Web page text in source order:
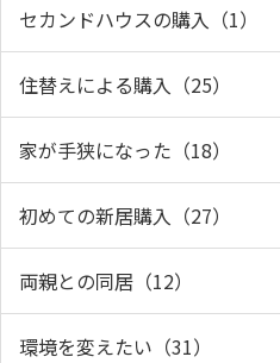
セカンドハウスの購入（1）
住替えによる購入（25）
家が手狭になった（18）
初めての新居購入（27）
両親との同居（12）
環境を変えたい（31）